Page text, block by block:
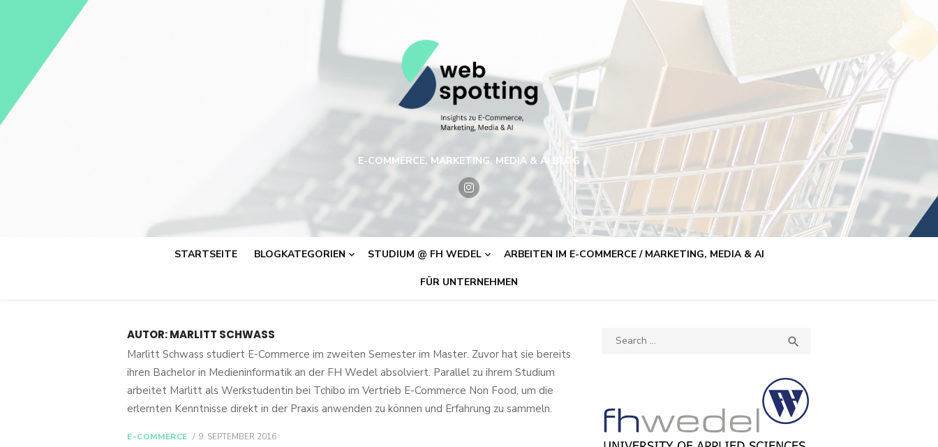
E-COMMERCE, MARKETING, MEDIA & AI BLOG
STARTSEITE BLOGKATEGORIEN STUDIUM @ FH WEDEL ARBEITEN IM E-COMMERCE / MARKETING, MEDIA & AI
FÜR UNTERNEHMEN
AUTOR:MARLITT SCHWASS
Marlitt Schwass studiert E-Commerce im zweiten Semester im Master. Zuvor hat sie bereits
ihren Bachelor in Medieninformatik an der FH Wedel absolviert. Parallel zu ihrem Studium
arbeitet Marlitt als Werkstudentin bei Tchibo im Vertrieb E-Commerce Non Food, um die
erlernten Kenntnisse direkt in der Praxis anwenden zu können und Erfahrung zu sammeln.
E-COMMERCE
POSTED
9. SEPTEMBER 2016
Search
